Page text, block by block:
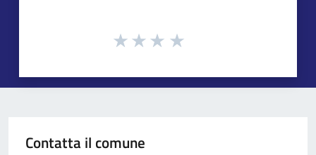
Contatta il comune